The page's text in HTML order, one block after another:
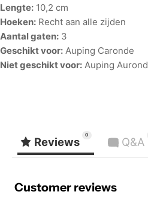
Lengte: 10,2 cm
Hoeken: Recht aan alle zijden
Aantal gaten: 3
Geschikt voor: Auping Caronde
Niet geschikt voor: Auping
Reviews
0
Q&A
Customer reviews